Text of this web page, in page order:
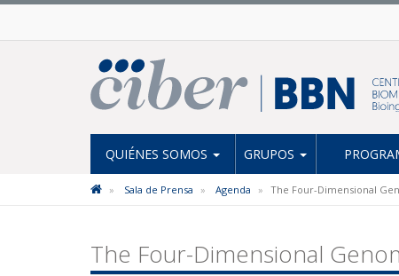
QUIÉNES SOMOS GRUPOS
Sala de Prensa Agenda The Four-Dimensional
The Four-Dimensional